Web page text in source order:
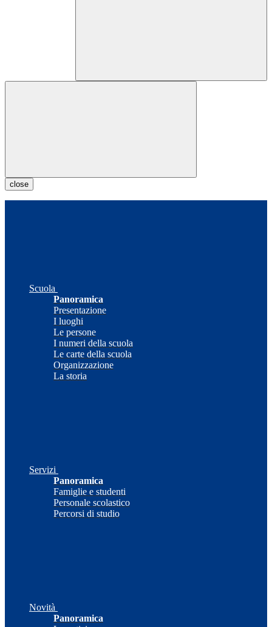
close
Scuola
Panoramica
Presentazione
I luoghi
Le persone
I numeri della scuola
Le carte della scuola
Organizzazione
La storia
Servizi
Panoramica
Famiglie e studenti
Personale scolastico
Percorsi di studio
Novità
Panoramica